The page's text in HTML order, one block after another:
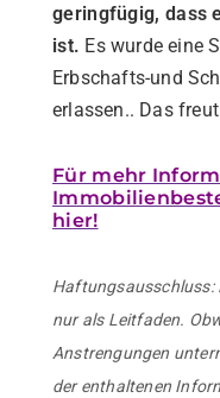
geringfügig, dass
ist. Es wurde eine
Erbschafts-und
erlassen.. Das
Für mehr
hier!
Haftungsausschluss:
nur als Leitfaden.
Anstrengungen
der enthaltenen